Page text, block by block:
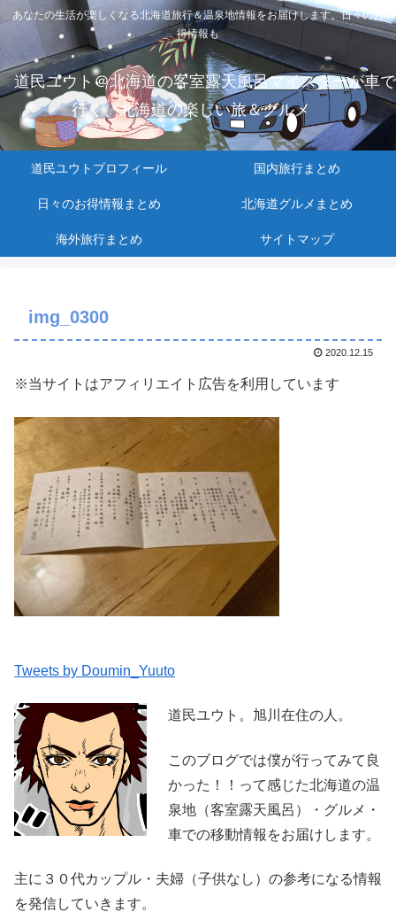
あなたの生活が楽しくなる北海道旅行＆温泉地情報をお届けします。日々のお
得情報も
道民ユウト＠北海道の客室露天風呂マイスターが車で
行く、北海道の楽しい旅＆グルメ
道民ユウトプロフィール 国内旅行まとめ
日々のお得情報まとめ 北海道グルメまとめ
海外旅行まとめ サイトマップ
img_0300
2020.12.15
※当サイトはアフィリエイト広告を利用しています
Tweets by Doumin_Yuuto
道民ユウト。旭川在住の人。
このブログでは僕が行ってみて良
かった！！って感じた北海道の温
泉地（客室露天風呂）・グルメ・
車での移動情報をお届けします。
主に３０代カップル・夫婦（子供なし）の参考になる情報
を発信していきます。